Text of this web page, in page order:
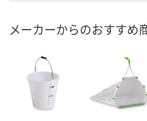
メーカーからのおすすめ